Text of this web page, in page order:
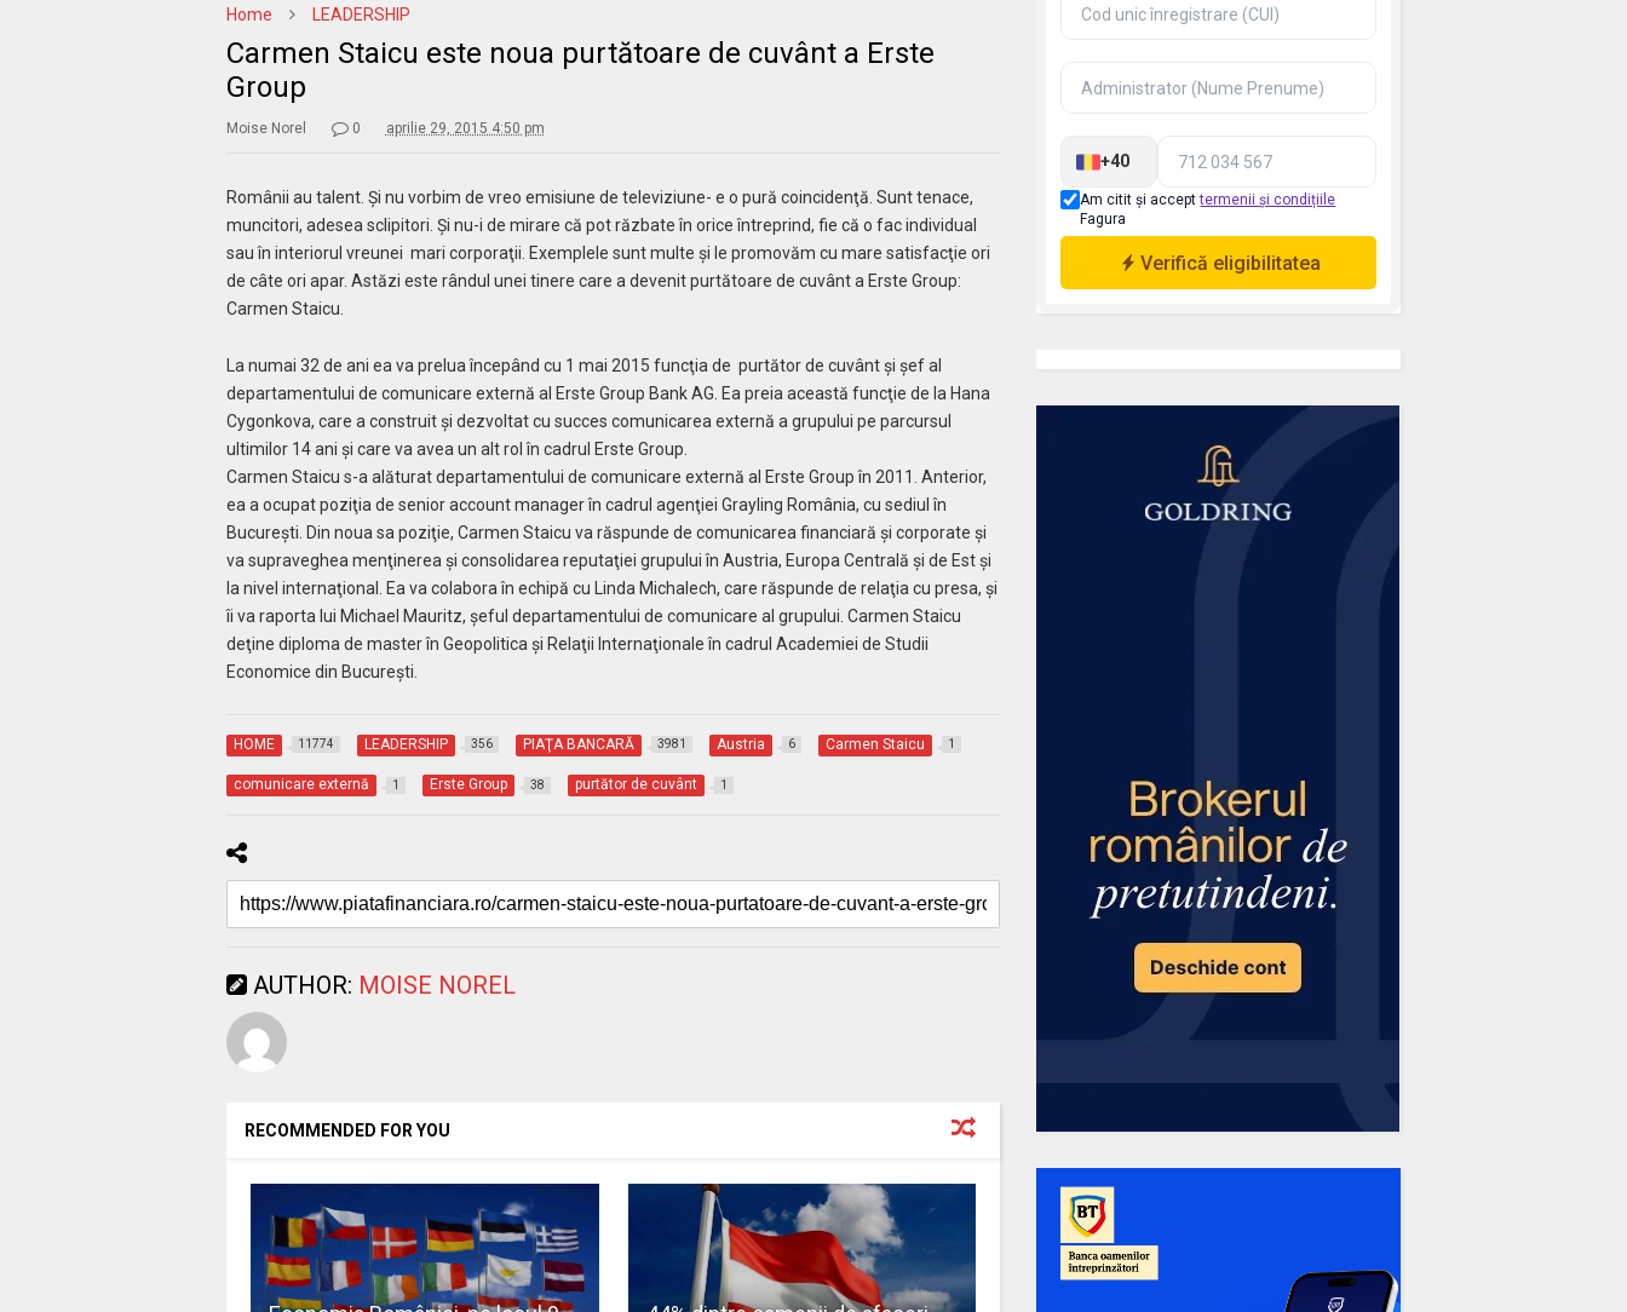
Home LEADERSHIP
Carmen Staicu este noua purtătoare de cuvânt a Erste
Group
Moise Norel 0 aprilie 29, 2015 4:50 pm
Românii au talent. Şi nu vorbim de vreo emisiune de televiziune- e o pură coincidenţă. Sunt tenace,
muncitori, adesea sclipitori. Şi nu-i de mirare că pot răzbate în orice întreprind, fie că o fac individual
sau în interiorul vreunei mari corporaţii. Exemplele sunt multe şi le promovăm cu mare satisfacţie ori
de câte ori apar. Astăzi este rândul unei tinere care a devenit purtătoare de cuvânt a Erste Group:
Carmen Staicu.
La numai 32 de ani ea va prelua începând cu 1 mai 2015 funcţia de purtător de cuvânt şi şef al
departamentului de comunicare externă al Erste Group Bank AG. Ea preia această funcţie de la Hana
Cygonkova, care a construit şi dezvoltat cu succes comunicarea externă a grupului pe parcursul
ultimilor 14 ani şi care va avea un alt rol în cadrul Erste Group.
Carmen Staicu s-a alăturat departamentului de comunicare externă al Erste Group în 2011. Anterior,
ea a ocupat poziţia de senior account manager în cadrul agenţiei Grayling România, cu sediul în
Bucureşti. Din noua sa poziţie, Carmen Staicu va răspunde de comunicarea financiară şi corporate şi
va supraveghea menţinerea şi consolidarea reputaţiei grupului în Austria, Europa Centrală şi de Est şi
la nivel internaţional. Ea va colabora în echipă cu Linda Michalech, care răspunde de relaţia cu presa, şi
îi va raporta lui Michael Mauritz, şeful departamentului de comunicare al grupului. Carmen Staicu
deţine diploma de master în Geopolitica şi Relaţii Internaţionale în cadrul Academiei de Studii
Economice din Bucureşti.
HOME 11774 LEADERSHIP 356 PIAŢA BANCARĂ 3981 Austria 6 Carmen Staicu 1
comunicare externă 1 Erste Group 38 purtător de cuvânt 1
AUTHOR: MOISE NOREL
RECOMMENDED FOR YOU